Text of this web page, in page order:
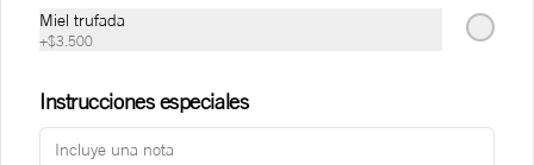
Instagram
Facebook
Mi cuenta
Miel trufada
+$3.500
Instrucciones especiales